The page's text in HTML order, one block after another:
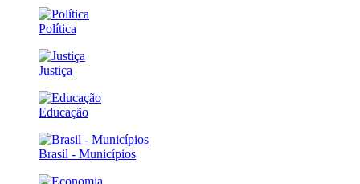
Política
Justiça
Educação
Brasil - Municípios